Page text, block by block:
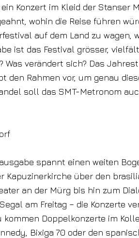
Konzert im Kleid der Stanser
wohin die Reise führen
auf dem Land zu wagen,
ist das Festival grösser,
Was verändert sich? Das
den Rahmen vor, um genau
soll das SMT-Metronom
spannt einen weiten
Kapuzinerkirche über den
an der Mürg bis hin zum
am Freitag – die Konzerte
kommen Doppelkonzerte im
Bixiga 70 oder den